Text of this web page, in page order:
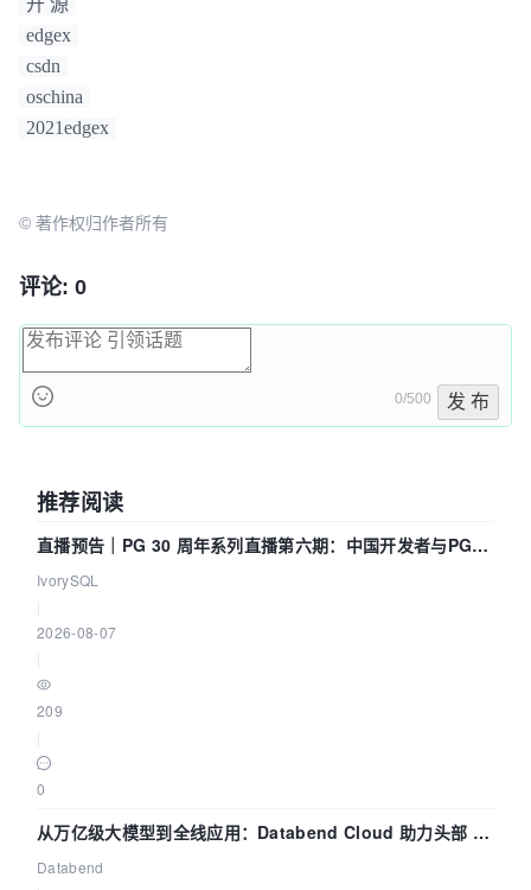
edgex
csdn
oschina
2021edgex
© 著作权归作者所有
评论: 0
0/500 发 布
推荐阅读
直播预告｜PG 30 周年系列直播第六期：中国开发者与PG内
核——我们改得动吗？我们贡献了什么？
IvorySQL
2026-08-07
209
0
从万亿级大模型到全线应用：Databend Cloud 助力头部 AI
企业构建全链路 Trace 数据管道
Databend